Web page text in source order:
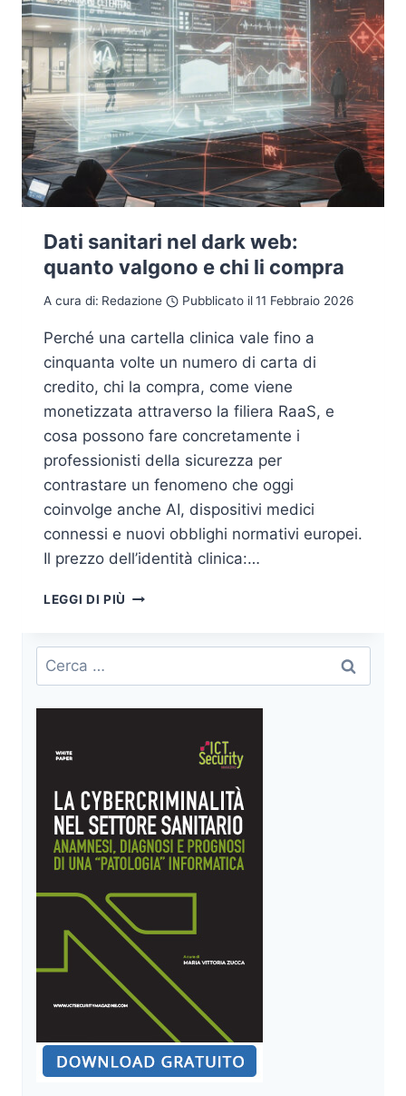
Dati sanitari nel dark web:
quanto valgono e chi li compra
A cura di: Redazione Pubblicato il11 Febbraio 2026
Perché una cartella clinica vale fino a
cinquanta volte un numero di carta di
credito, chi la compra, come viene
monetizzata attraverso la filiera RaaS, e
cosa possono fare concretamente i
professionisti della sicurezza per
contrastare un fenomeno che oggi
coinvolge anche AI, dispositivi medici
connessi e nuovi obblighi normativi europei.
Il prezzo dell’identità clinica:…
LEGGI DI PIÙ DATI
DARK
QUANTO
VALGONO
Ricerca
per: